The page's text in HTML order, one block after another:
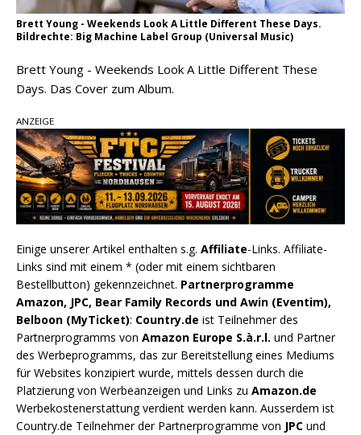
Brett Young - Weekends Look A Little Different These Days.
Bildrechte: Big Machine Label Group (Universal Music)
Brett Young - Weekends Look A Little Different These
Days. Das Cover zum Album.
ANZEIGE
Einige unserer Artikel enthalten s.g. Affiliate-Links. Affiliate-
Links sind mit einem * (oder mit einem sichtbaren
Bestellbutton) gekennzeichnet. Partnerprogramme
Amazon, JPC, Bear Family Records und Awin (Eventim),
Belboon (MyTicket): Country.de ist Teilnehmer des
Partnerprogramms von Amazon Europe S.à.r.l. und Partner
des Werbeprogramms, das zur Bereitstellung eines Mediums
für Websites konzipiert wurde, mittels dessen durch die
Platzierung von Werbeanzeigen und Links zu Amazon.de
Werbekostenerstattung verdient werden kann. Ausserdem ist
Country.de Teilnehmer der Partnerprogramme von JPC und